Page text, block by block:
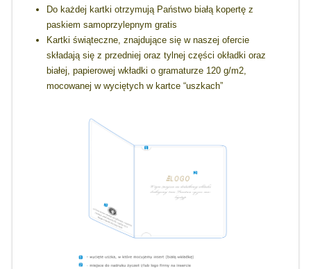
Do każdej kartki otrzymują Państwo białą kopertę z
paskiem samoprzylepnym gratis
Kartki świąteczne, znajdujące się w naszej ofercie
składają się z przedniej oraz tylnej części okładki oraz
białej, papierowej wkładki o gramaturze 120 g/m2,
mocowanej w wyciętych w kartce “uszkach”